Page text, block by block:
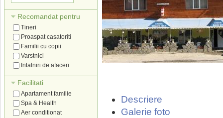
Recomandat pentru
Tineri
Proaspat casatoriti
Familii cu copii
Varstnici
Intalniri de afaceri
Facilitati
Apartament familie
Spa & Health
Aer conditionat
Descriere
Galerie foto